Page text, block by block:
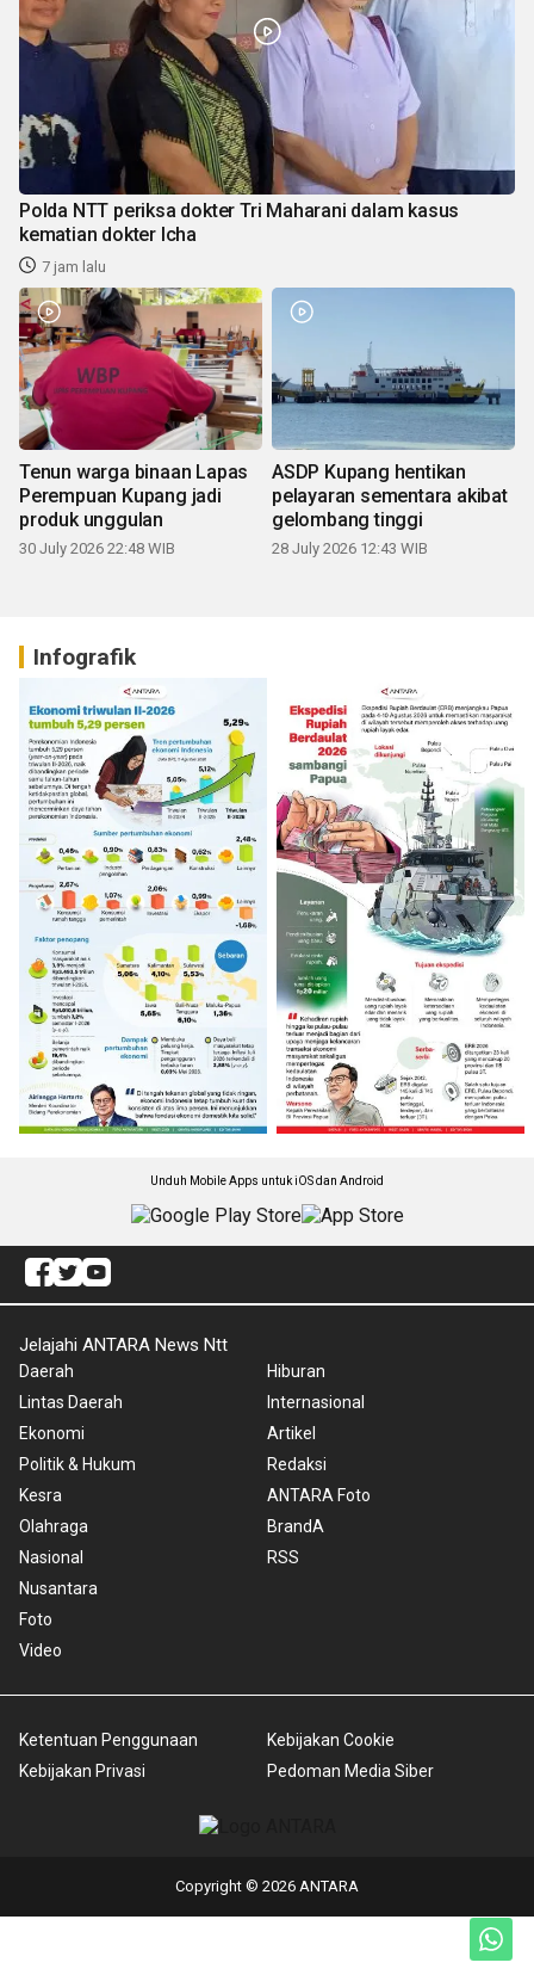
Polda NTT periksa dokter Tri Maharani dalam kasus
kematian dokter Icha
7 jam lalu
Tenun warga binaan Lapas
Perempuan Kupang jadi
produk unggulan
30 July 2026 22:48 WIB
ASDP Kupang hentikan
pelayaran sementara akibat
gelombang tinggi
28 July 2026 12:43 WIB
Infografik
Unduh Mobile Apps untuk iOS dan Android
Jelajahi ANTARA News Ntt
Daerah
Lintas Daerah
Ekonomi
Politik & Hukum
Kesra
Olahraga
Nasional
Nusantara
Foto
Video
Hiburan
Internasional
Artikel
Redaksi
ANTARA Foto
BrandA
RSS
Ketentuan Penggunaan
Kebijakan Privasi
Kebijakan Cookie
Pedoman Media Siber
Copyright © 2026 ANTARA